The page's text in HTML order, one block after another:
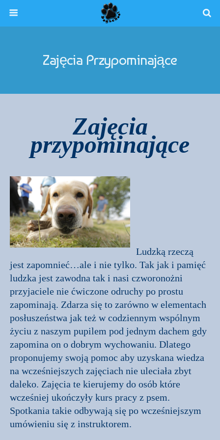
Zajęcia Przypominające
Zajęcia
przypominające
Ludzką rzeczą
jest zapomnieć…ale i nie tylko. Tak jak i pamięć
ludzka jest zawodna tak i nasi czworonożni
przyjaciele nie ćwiczone odruchy po prostu
zapominają. Zdarza się to zarówno w elementach
posłuszeństwa jak też w codziennym wspólnym
życiu z naszym pupilem pod jednym dachem gdy
zapomina on o dobrym wychowaniu. Dlatego
proponujemy swoją pomoc aby uzyskana wiedza
na wcześniejszych zajęciach nie uleciała zbyt
daleko. Zajęcia te kierujemy do osób które
wcześniej ukończyły kurs pracy z psem.
Spotkania takie odbywają się po wcześniejszym
umówieniu się z instruktorem.